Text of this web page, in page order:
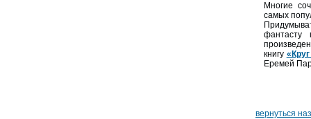
Многие
самых
фантасту
книгу
Еремей
вернуться